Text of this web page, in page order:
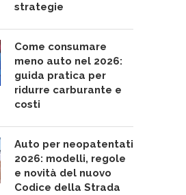
strategie
Come consumare
meno auto nel 2026:
guida pratica per
ridurre carburante e
costi
Auto per neopatentati
2026: modelli, regole
e novità del nuovo
Codice della Strada